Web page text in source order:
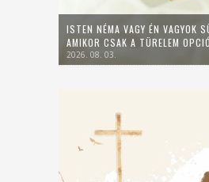
ISTEN NÉMA VAGY ÉN VAGYOK
AMIKOR CSAK A TÜRELEM OPCIÓ
2026. 08. 03.